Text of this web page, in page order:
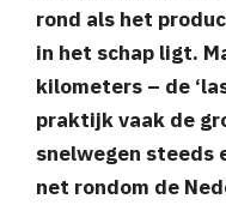
rond als het
in het schap ligt.
kilometers – de
praktijk vaak de
snelwegen
net rondom de